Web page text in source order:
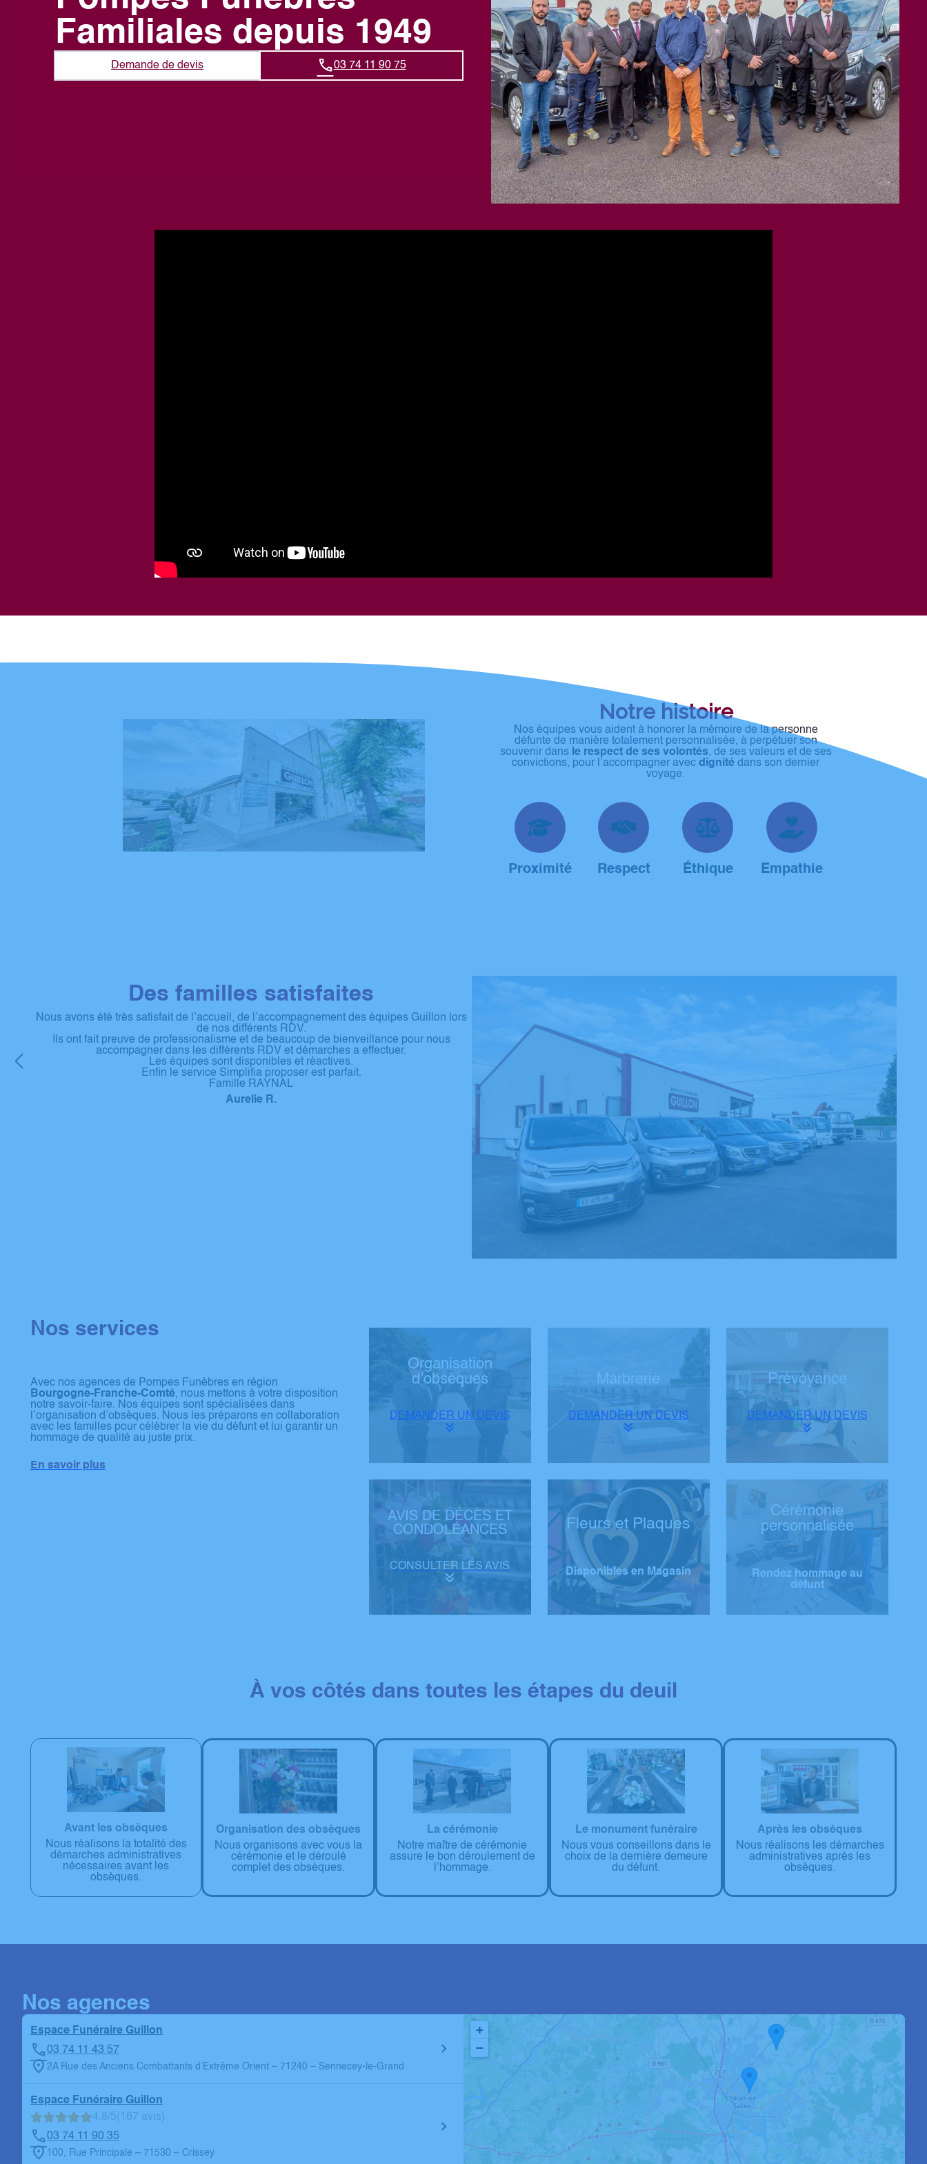
Familiales depuis 1949
Demande de devis 03 74 11 90 75
Notre histoire
Nos équipes vous aident à honorer la mémoire de la personne
défunte de manière totalement personnalisée, à perpétuer son
souvenir dans le respect de ses volontés, de ses valeurs et de ses
convictions, pour l’accompagner avecdignité dans son dernier
voyage.
Proximité Respect Éthique Empathie
Des familles satisfaites
Nous avons été très satisfait de l’accueil, de l’accompagnement des équipes Guillon lors
de nos différents RDV.
Ils ont fait preuve de professionalisme et de beaucoup de bienveillance pour nous
accompagner dans les différents RDV et démarches a effectuer.
Les équipes sont disponibles et réactives.
Enfin le service Simplifia proposer est parfait.
Famille RAYNAL
Aurelie R.
discrétion, leur efficacité et leur professionnalisme autant pour la préparation que pour le
déroulement des obsèques de notre maman, sachant même faire preuve de pédagogie
envers mon fils présent aux obsèques de sa grand-mère.
Nos services
Avec nos agences de Pompes Funèbres en région
Bourgogne-Franche-Comté, nous mettons à votre disposition
notre savoir-faire. Nos équipes sont spécialisées dans
l’organisation d’obsèques. Nous les préparons en collaboration
avec les familles pour célébrer la vie du défunt et lui garantir un
hommage de qualité au juste prix.
En savoir plus
Organisation
d’obsèques
DEMANDER UN DEVIS
Marbrerie
DEMANDER UN DEVIS
Prévoyance
DEMANDER UN DEVIS
AVIS DE DÉCÈS ET
CONDOLÉANCES
CONSULTER LES AVIS
Fleurs et Plaques
Disponibles en Magasin
Cérémonie
personnalisée
Rendez hommage au
défunt
À vos côtés dans toutes les étapes du deuil
Avant les obsèques
Nous réalisons la totalité des
démarches administratives
nécessaires avant les
obsèques.
Organisation des obsèques
Nous organisons avec vous la
cérémonie et le déroulé
complet des obsèques.
La cérémonie
Notre maître de cérémonie
assure le bon déroulement de
l’hommage.
Le monument funéraire
Nous vous conseillons dans le
choix de la dernière demeure
du défunt.
Après les obsèques
Nous réalisons les démarches
administratives après les
obsèques.
Nos agences
Espace Funéraire Guillon
03 74 11 43 57
2A Rue des Anciens Combattants d’Extrême Orient – 71240 – Sennecey-le-Grand
Espace Funéraire Guillon
4.8/5(167 avis)
03 74 11 90 35
100, Rue Principale – 71530 – Crissey
+
−